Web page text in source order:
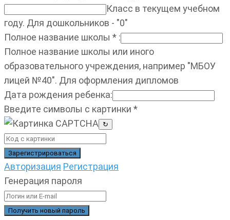
Класс в текущем учебном
году. Для дошкольников - "0"
Полное название школы * :
Полное название школы или иного
образовательного учреждения, например "МБОУ
лицей №40". Для оформления дипломов
Дата рождения ребенка:
Введите символы с картинки *
↻
Авторизация Регистрация
Генерация пароля